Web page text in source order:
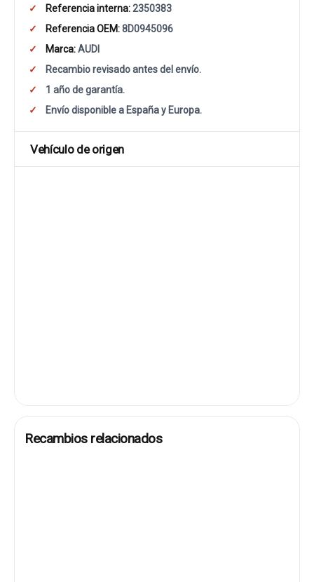
Referencia interna:2350383
Referencia OEM:8D0945096
Marca:AUDI
Recambio revisado antes del envío.
1 año de garantía.
Envío disponible a España y Europa.
Vehículo de origen
Recambios relacionados